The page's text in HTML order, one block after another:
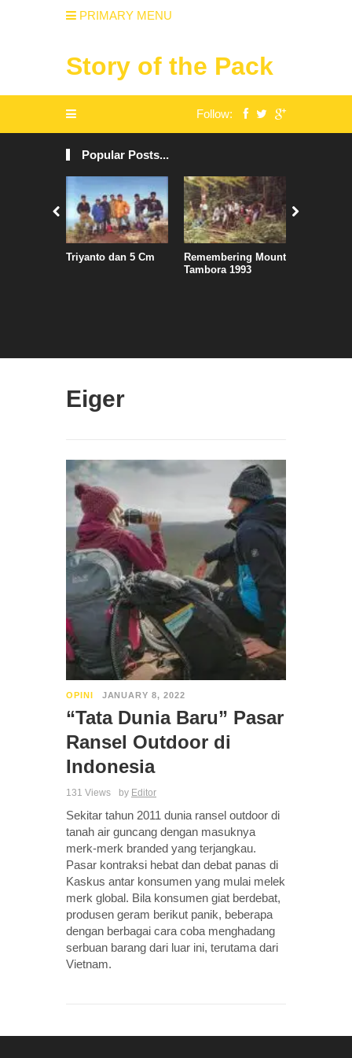
PRIMARY MENU
Story of the Pack
Follow:
Popular Posts...
Triyanto dan 5 Cm
Remembering Mount
Tambora 1993
Eiger
OPINI JANUARY 8, 2022
“Tata Dunia Baru” Pasar
Ransel Outdoor di
Indonesia
131 Views by Editor
Sekitar tahun 2011 dunia ransel outdoor di
tanah air guncang dengan masuknya
merk-merk branded yang terjangkau.
Pasar kontraksi hebat dan debat panas di
Kaskus antar konsumen yang mulai melek
merk global. Bila konsumen giat berdebat,
produsen geram berikut panik, beberapa
dengan berbagai cara coba menghadang
serbuan barang dari luar ini, terutama dari
Vietnam.